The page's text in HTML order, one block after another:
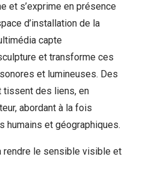
et s’exprime en présence
d’installation de la
capte
et transforme ces
et lumineuses. Des
tissent des liens, en
abordant à la fois
humains et géographiques.
rendre le sensible visible et